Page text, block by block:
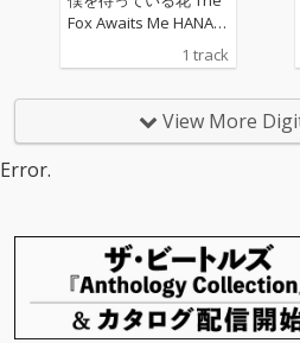
Fox Awaits Me HANA』
1 track
View More
Error.